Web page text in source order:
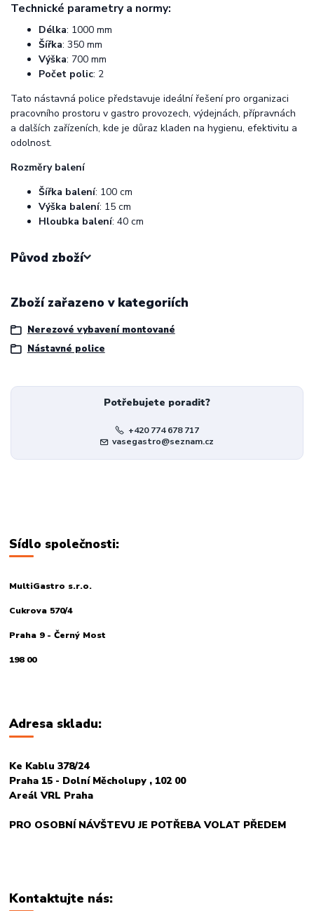
Technické parametry a normy:
Délka: 1000 mm
Šířka: 350 mm
Výška: 700 mm
Počet polic: 2
Tato nástavná police představuje ideální řešení pro organizaci
pracovního prostoru v gastro provozech, výdejnách, přípravnách
a dalších zařízeních, kde je důraz kladen na hygienu, efektivitu a
odolnost.
Rozměry balení
Šířka balení: 100 cm
Výška balení: 15 cm
Hloubka balení: 40 cm
Původ zboží
Zboží zařazeno v kategoriích
Nerezové vybavení montované
Nástavné police
Potřebujete poradit?
+420 774 678 717
vasegastro@seznam.cz
Sídlo společnosti:
MultiGastro s.r.o.
Cukrova 570/4
Praha 9 - Černý Most
198 00
Adresa skladu:
Ke Kablu 378/24
Praha 15 - Dolní Měcholupy , 102 00
Areál VRL Praha
PRO OSOBNÍ NÁVŠTEVU JE POTŘEBA VOLAT PŘEDEM
Kontaktujte nás: